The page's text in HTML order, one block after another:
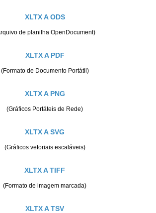
XLTX A ODS
de planilha OpenDocument)
XLTX A PDF
(Formato de Documento Portátil)
XLTX A PNG
(Gráficos Portáteis de Rede)
XLTX A SVG
(Gráficos vetoriais escaláveis)
XLTX A TIFF
(Formato de imagem marcada)
XLTX A TSV